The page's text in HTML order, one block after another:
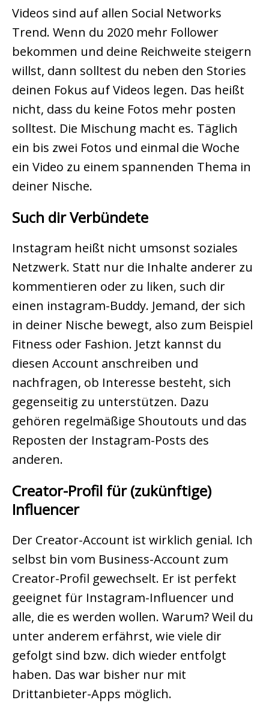
Videos sind auf allen Social Networks
Trend. Wenn du 2020 mehr Follower
bekommen und deine Reichweite steigern
willst, dann solltest du neben den Stories
deinen Fokus auf Videos legen. Das heißt
nicht, dass du keine Fotos mehr posten
solltest. Die Mischung macht es. Täglich
ein bis zwei Fotos und einmal die Woche
ein Video zu einem spannenden Thema in
deiner Nische.
Such dir Verbündete
Instagram heißt nicht umsonst soziales
Netzwerk. Statt nur die Inhalte anderer zu
kommentieren oder zu liken, such dir
einen instagram-Buddy. Jemand, der sich
in deiner Nische bewegt, also zum Beispiel
Fitness oder Fashion. Jetzt kannst du
diesen Account anschreiben und
nachfragen, ob Interesse besteht, sich
gegenseitig zu unterstützen. Dazu
gehören regelmäßige Shoutouts und das
Reposten der Instagram-Posts des
anderen.
Creator-Profil für (zukünftige)
Influencer
Der Creator-Account ist wirklich genial. Ich
selbst bin vom Business-Account zum
Creator-Profil gewechselt. Er ist perfekt
geeignet für Instagram-Influencer und
alle, die es werden wollen. Warum? Weil du
unter anderem erfährst, wie viele dir
gefolgt sind bzw. dich wieder entfolgt
haben. Das war bisher nur mit
Drittanbieter-Apps möglich.